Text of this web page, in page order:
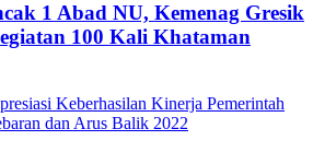
1 Abad NU, Kemenag Gresik
100 Kali Khataman